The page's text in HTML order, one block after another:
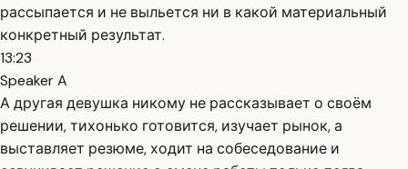
рассыпается и не выльется ни в какой материальный
конкретный результат.
13:23
Speaker A
А другая девушка никому не рассказывает о своём
решении, тихонько готовится, изучает рынок, а
выставляет резюме, ходит на собеседование и